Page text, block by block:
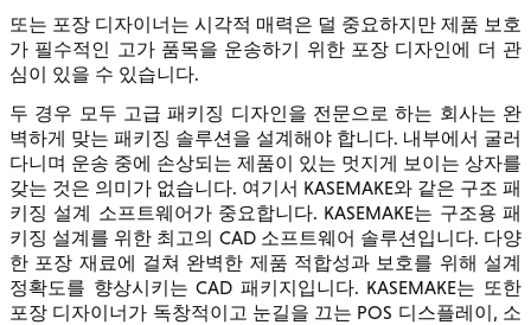
또는 포장 디자이너는 시각적 매력은 덜 중요하지만 제품 보호
가 필수적인 고가 품목을 운송하기 위한 포장 디자인에 더 관
심이 있을 수 있습니다.
두 경우 모두 고급 패키징 디자인을 전문으로 하는 회사는 완
벽하게 맞는 패키징 솔루션을 설계해야 합니다. 내부에서 굴러
다니며 운송 중에 손상되는 제품이 있는 멋지게 보이는 상자를
갖는 것은 의미가 없습니다. 여기서 KASEMAKE와 같은 구조 패
키징 설계 소프트웨어가 중요합니다. KASEMAKE는 구조용 패
키징 설계를 위한 최고의 CAD 소프트웨어 솔루션입니다. 다양
한 포장 재료에 걸쳐 완벽한 제품 적합성과 보호를 위해 설계
정확도를 향상시키는 CAD 패키지입니다. KASEMAKE는 또한
포장 디자이너가 독창적이고 눈길을 끄는 POS 디스플레이, 소